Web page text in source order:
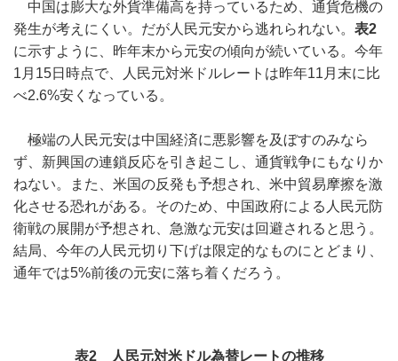
中国は膨大な外貨準備高を持っているため、通貨危機の
発生が考えにくい。だが人民元安から逃れられない。 表2
に示すように、昨年末から元安の傾向が続いている。今年
1月15日時点で、人民元対米ドルレートは昨年11月末に比
べ2.6%安くなっている。
極端の人民元安は中国経済に悪影響を及ぼすのみなら
ず、新興国の連鎖反応を引き起こし、通貨戦争にもなりか
ねない。また、米国の反発も予想され、米中貿易摩擦を激
化させる恐れがある。そのため、中国政府による人民元防
衛戦の展開が予想され、急激な元安は回避されると思う。
結局、今年の人民元切り下げは限定的なものにとどまり、
通年では5%前後の元安に落ち着くだろう。
表2 人民元対米ドル為替レートの推移